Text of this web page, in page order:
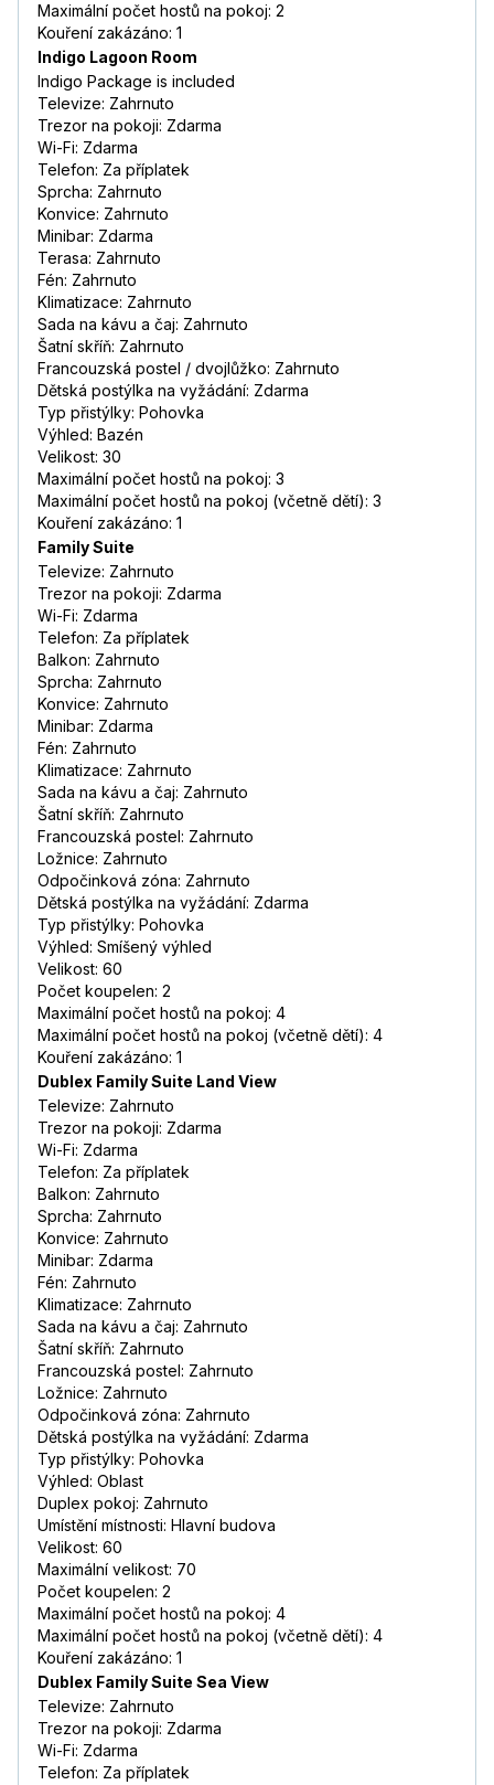
Maximální počet hostů na pokoj: 2
Kouření zakázáno: 1
Indigo Lagoon Room
Indigo Package is included
Televize: Zahrnuto
Trezor na pokoji: Zdarma
Wi-Fi: Zdarma
Telefon: Za příplatek
Sprcha: Zahrnuto
Konvice: Zahrnuto
Minibar: Zdarma
Terasa: Zahrnuto
Fén: Zahrnuto
Klimatizace: Zahrnuto
Sada na kávu a čaj: Zahrnuto
Šatní skříň: Zahrnuto
Francouzská postel / dvojlůžko: Zahrnuto
Dětská postýlka na vyžádání: Zdarma
Typ přistýlky: Pohovka
Výhled: Bazén
Velikost: 30
Maximální počet hostů na pokoj: 3
Maximální počet hostů na pokoj (včetně dětí): 3
Kouření zakázáno: 1
Family Suite
Televize: Zahrnuto
Trezor na pokoji: Zdarma
Wi-Fi: Zdarma
Telefon: Za příplatek
Balkon: Zahrnuto
Sprcha: Zahrnuto
Konvice: Zahrnuto
Minibar: Zdarma
Fén: Zahrnuto
Klimatizace: Zahrnuto
Sada na kávu a čaj: Zahrnuto
Šatní skříň: Zahrnuto
Francouzská postel: Zahrnuto
Ložnice: Zahrnuto
Odpočinková zóna: Zahrnuto
Dětská postýlka na vyžádání: Zdarma
Typ přistýlky: Pohovka
Výhled: Smíšený výhled
Velikost: 60
Počet koupelen: 2
Maximální počet hostů na pokoj: 4
Maximální počet hostů na pokoj (včetně dětí): 4
Kouření zakázáno: 1
Dublex Family Suite Land View
Televize: Zahrnuto
Trezor na pokoji: Zdarma
Wi-Fi: Zdarma
Telefon: Za příplatek
Balkon: Zahrnuto
Sprcha: Zahrnuto
Konvice: Zahrnuto
Minibar: Zdarma
Fén: Zahrnuto
Klimatizace: Zahrnuto
Sada na kávu a čaj: Zahrnuto
Šatní skříň: Zahrnuto
Francouzská postel: Zahrnuto
Ložnice: Zahrnuto
Odpočinková zóna: Zahrnuto
Dětská postýlka na vyžádání: Zdarma
Typ přistýlky: Pohovka
Výhled: Oblast
Duplex pokoj: Zahrnuto
Umístění místnosti: Hlavní budova
Velikost: 60
Maximální velikost: 70
Počet koupelen: 2
Maximální počet hostů na pokoj: 4
Maximální počet hostů na pokoj (včetně dětí): 4
Kouření zakázáno: 1
Dublex Family Suite Sea View
Televize: Zahrnuto
Trezor na pokoji: Zdarma
Wi-Fi: Zdarma
Telefon: Za příplatek